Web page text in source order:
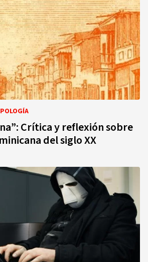
Crítica y reflexión sobre
del siglo XX